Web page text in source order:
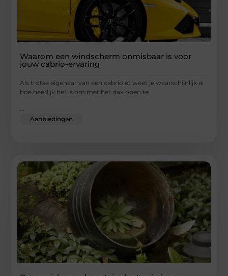
Waarom een windscherm onmisbaar is voor
jouw cabrio-ervaring
Als trotse eigenaar van een cabriolet weet je waarschijnlijk al
hoe heerlijk het is om met het dak open te
Aanbiedingen